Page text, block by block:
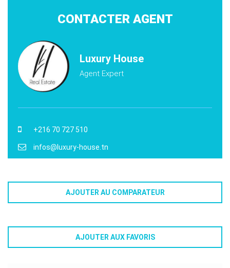
CONTACTER AGENT
Luxury House
Agent Expert
+216 70 727 510
infos@luxury-house.tn
AJOUTER AU COMPARATEUR
AJOUTER AUX FAVORIS